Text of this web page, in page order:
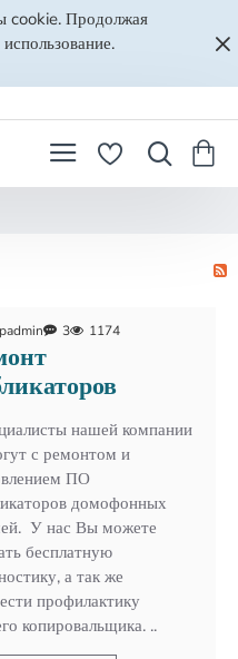
cookie. Продолжая
3 1174
нашей компании
с ремонтом и
ПО
домофонных
У нас Вы можете
бесплатную
а так же
профилактику
копировальщика. ..